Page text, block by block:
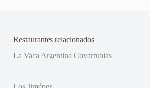
Restaurantes relacionados
La Vaca Argentina Covarrubias
Los Jiménez